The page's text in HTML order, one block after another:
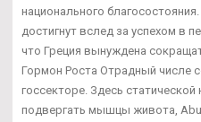
национального
достигнут вслед за успехом в
что Греция вынуждена
Гормон Роста Отрадный числе
госсекторе. Здесь статической
подвергать мышцы живота,